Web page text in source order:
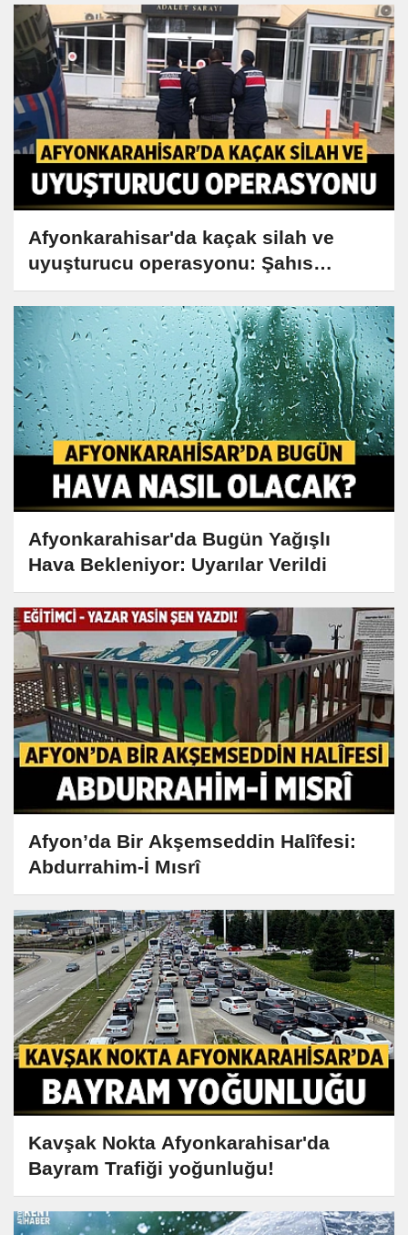
Afyonkarahisar'da kaçak silah ve
uyuşturucu operasyonu: Şahıs
tutuklandı
Afyonkarahisar'da Bugün Yağışlı
Hava Bekleniyor: Uyarılar Verildi
Afyon’da Bir Akşemseddin Halîfesi:
Abdurrahim-İ Mısrî
Kavşak Nokta Afyonkarahisar'da
Bayram Trafiği yoğunluğu!